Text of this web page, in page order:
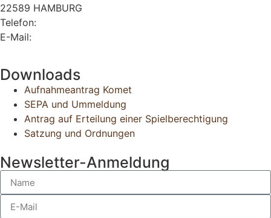
22589 HAMBURG
Telefon:
E-Mail:
Downloads
Aufnahmeantrag Komet
SEPA und Ummeldung
Antrag auf Erteilung einer Spielberechtigung
Satzung und Ordnungen
Newsletter-Anmeldung